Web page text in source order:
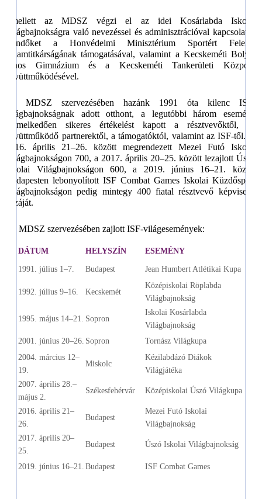
Emellett az MDSZ végzi el az idei Kosárlabda Iskolai
Világbajnokságra való nevezéssel és adminisztrációval kapcsolatos
teendőket a Honvédelmi Minisztérium Sportért Felelős
Államtitkárságának támogatásával, valamint a Kecskeméti Bolyai
János Gimnázium és a Kecskeméti Tankerületi Központ
együttműködésével.
Az MDSZ szervezésében hazánk 1991 óta kilenc ISF-
világbajnokságnak adott otthont, a legutóbbi három esemény
kiemelkedően sikeres értékelést kapott a résztvevőktől, az
együttműködő partnerektől, a támogatóktól, valamint az ISF-től. A
2016. április 21–26. között megrendezett Mezei Futó Iskolai
Világbajnokságon 700, a 2017. április 20–25. között lezajlott Úszó
Iskolai Világbajnokságon 600, a 2019. június 16–21. között
Budapesten lebonyolított ISF Combat Games Iskolai Küzdősport
Világbajnokságon pedig mintegy 400 fiatal résztvevő képviselte
hazáját.
Az MDSZ szervezésében zajlott ISF-világesemények:
DÁTUM HELYSZÍN ESEMÉNY
1991. július 1–7. Budapest Jean Humbert Atlétikai Kupa
1992. július 9–16. Kecskemét
Középiskolai Röplabda
Világbajnokság
1995. május 14–21. Sopron
Iskolai Kosárlabda
Világbajnokság
2001. június 20–26. Sopron
Tornász Világkupa
2004. március 12–
19.
Miskolc
Kézilabdázó Diákok
Világjátéka
2007. április 28.–
május 2.
Székesfehérvár Középiskolai Úszó Világkupa
2016. április 21–
26.
Budapest
Mezei Futó Iskolai
Világbajnokság
2017. április 20–
25.
Budapest Úszó Iskolai Világbajnokság
2019. június 16–21. Budapest ISF Combat Games